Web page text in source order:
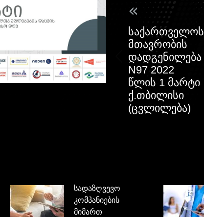
«
საქართველოს
მთავრობის
დადგენილება
N97 2022
წლის 1 მარტი
ქ.თბილისი
(ცვლილება)
სადაზღვევო
კომპანიების
მიმართ